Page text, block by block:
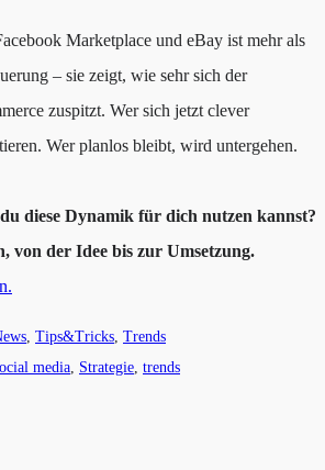
Marketplace und eBay ist mehr als
– sie zeigt, wie sehr sich der
zuspitzt. Wer sich jetzt clever
Wer planlos bleibt, wird untergehen.
diese Dynamik für dich nutzen kannst?
von der Idee bis zur Umsetzung.
Tips&Tricks Trends
media Strategie trends